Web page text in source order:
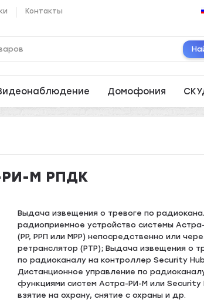
Контакты
Домофония
РИ-М РПДК
Выдача извещения о тревоге по
радиоприемное устройство системы
(РР, РРП или МРР) непосредственно или
ретранслятор (РТР); Выдача извещения о
по радиоканалу на контроллер Security
Дистанционное управление по
функциями систем Астра-РИ-М или Security
взятие на охрану, снятие с охраны и др.